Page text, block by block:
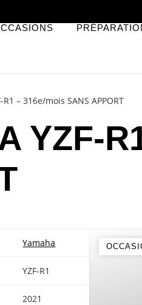
R1 – 316e/mois SANS APPORT
YZF-
Yamaha
YZF-R1
2021